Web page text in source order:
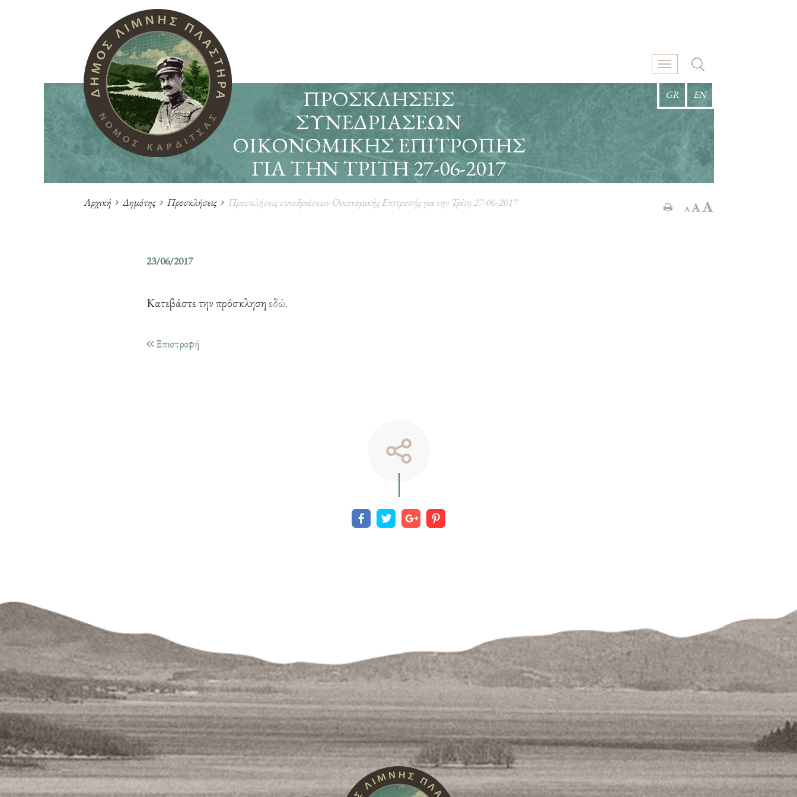
GR EN
ΠΡΟΣΚΛΉΣΕΙΣ
ΣΥΝΕΔΡΙΆΣΕΩΝ
ΟΙΚΟΝΟΜΙΚΉΣ ΕΠΙΤΡΟΠΉΣ
ΓΙΑ ΤΗΝ ΤΡΊΤΗ 27-06-2017
Αρχική Δημότης Προσκλήσεις Προσκλήσεις συνεδριάσεων Οικονομικής Επιτροπής για την Τρίτη 27-06-2017
23/06/2017
Κατεβάστε την πρόσκληση εδώ.
Επιστροφή